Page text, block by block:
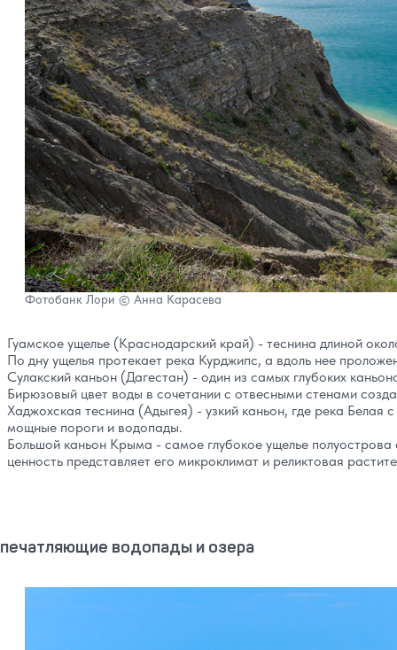
Фотобанк Лори © Анна Карасева
Гуамское ущелье (Краснодарский край) - теснина длиной
По дну ущелья протекает река Курджипс, а вдоль нее
Сулакский каньон (Дагестан) - один из самых глубоких
Бирюзовый цвет воды в сочетании с отвесными стенами
Хаджохская теснина (Адыгея) - узкий каньон, где река
мощные пороги и водопады.
Большой каньон Крыма - самое глубокое ущелье
ценность представляет его микроклимат и реликтовая
водопады и озера